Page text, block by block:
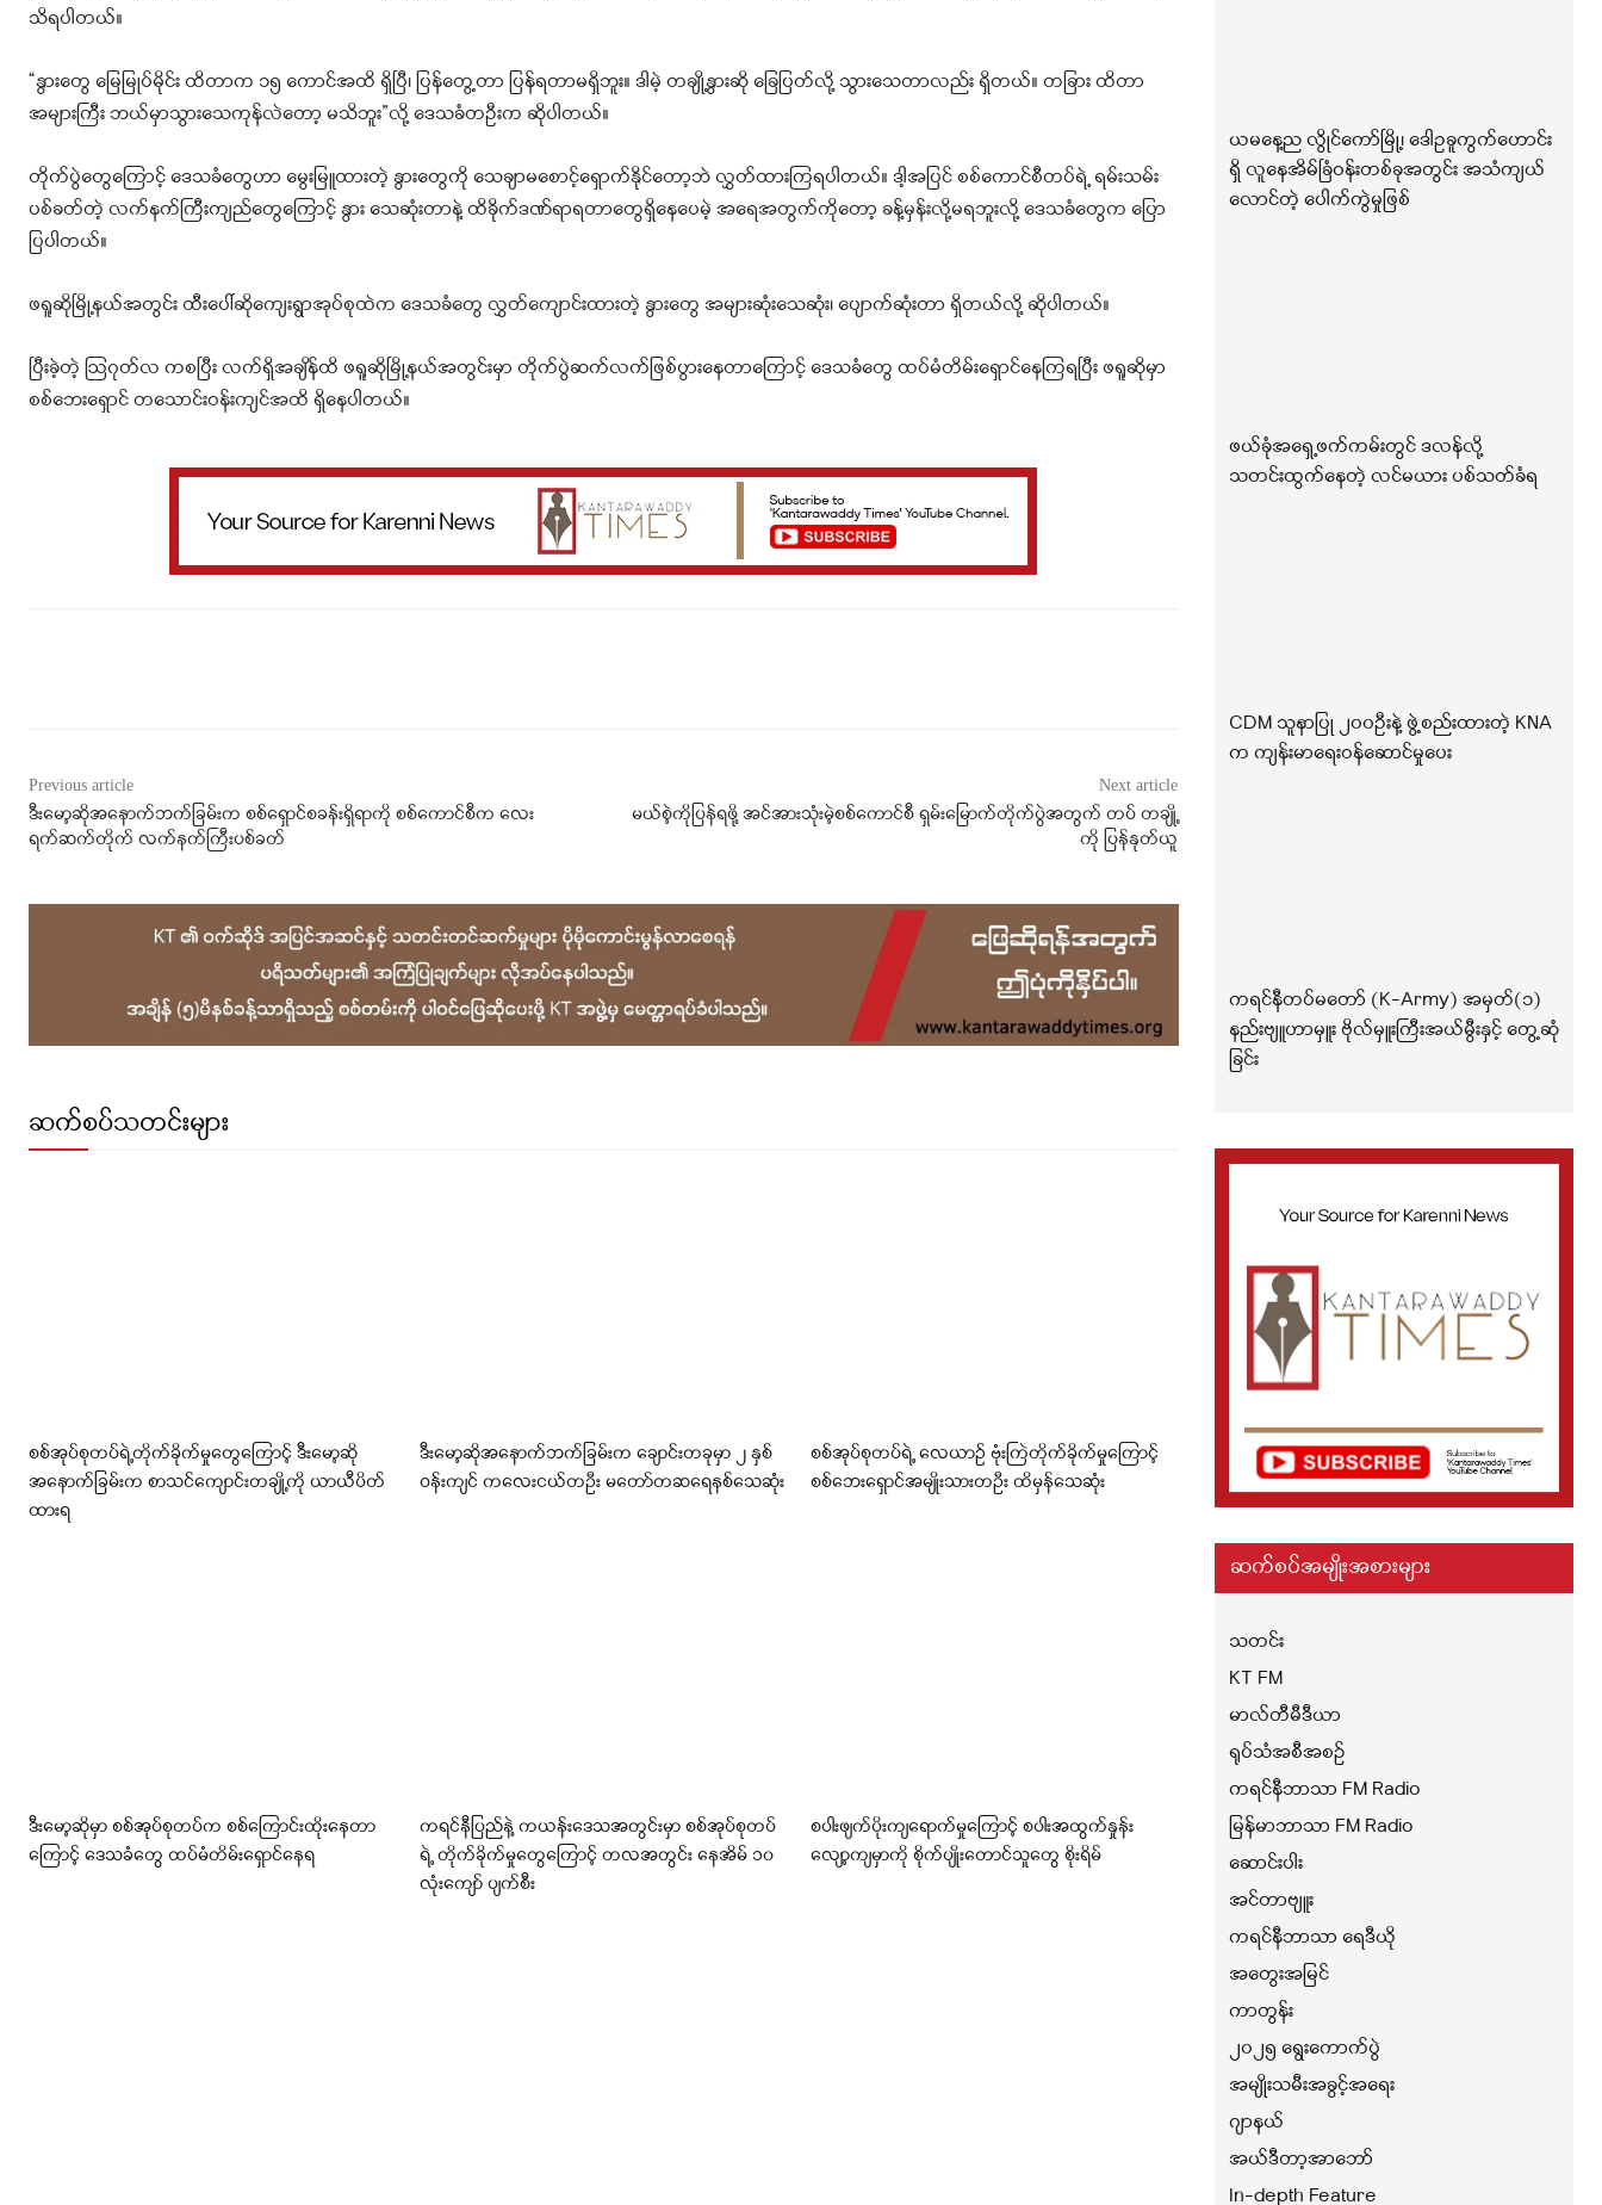
သိရပါတယ်။
“နွားတွေ မြေမြုပ်မိုင်း ထိတာက ၁၅ ကောင်အထိ ရှိပြီ၊ ပြန်တွေ့တာ ပြန်ရတာမရှိဘူး။ ဒါမဲ့ တချို့နွားဆို ခြေပြတ်လို့ သွားသေတာလည်း ရှိတယ်။ တခြား ထိတာ
အများကြီး ဘယ်မှာသွားသေကုန်လဲတော့ မသိဘူး”လို့ ဒေသခံတဦးက ဆိုပါတယ်။
တိုက်ပွဲတွေကြောင့် ဒေသခံတွေဟာ မွေးမြူထားတဲ့ နွားတွေကို သေချာမစောင့်ရှောက်နိုင်တော့ဘဲ လွှတ်ထားကြရပါတယ်။ ဒါ့အပြင် စစ်ကောင်စီတပ်ရဲ့ ရမ်းသမ်း
ပစ်ခတ်တဲ့ လက်နက်ကြီးကျည်တွေကြောင့် နွား သေဆုံးတာနဲ့ ထိခိုက်ဒဏ်ရာရတာတွေရှိနေပေမဲ့ အရေအတွက်ကိုတော့ ခန့်မှန်းလို့မရဘူးလို့ ဒေသခံတွေက ပြော
ပြပါတယ်။
ဖရူဆိုမြို့နယ်အတွင်း ထီးပေါ်ဆိုကျေးရွာအုပ်စုထဲက ဒေသခံတွေ လွှတ်ကျောင်းထားတဲ့ နွားတွေ အများဆုံးသေဆုံး၊ ပျောက်ဆုံးတာ ရှိတယ်လို့ ဆိုပါတယ်။
ပြီးခဲ့တဲ့ ဩဂုတ်လ ကစပြီး လက်ရှိအချိန်ထိ ဖရူဆိုမြို့နယ်အတွင်းမှာ တိုက်ပွဲဆက်လက်ဖြစ်ပွားနေတာကြောင့် ဒေသခံတွေ ထပ်မံတိမ်းရှောင်နေကြရပြီး ဖရူဆိုမှာ
စစ်ဘေးရှောင် တသောင်းဝန်းကျင်အထိ ရှိနေပါတယ်။
Previous article
ဒီးမော့ဆိုအနောက်ဘက်ခြမ်းက စစ်ရှောင်စခန်းရှိရာကို စစ်ကောင်စီက လေး
ရက်ဆက်တိုက် လက်နက်ကြီးပစ်ခတ်
Next article
မယ်စဲ့ကိုပြန်ရဖို့ အင်အားသုံးမဲ့စစ်ကောင်စီ ရှမ်းမြောက်တိုက်ပွဲအတွက် တပ် တချို့
ကို ပြန်နုတ်ယူ
ဆက်စပ်သတင်းများ
စစ်အုပ်စုတပ်ရဲ့တိုက်ခိုက်မှုတွေကြောင့် ဒီးမော့ဆို
အနောက်ခြမ်းက စာသင်ကျောင်းတချို့ကို ယာယီပိတ်
ထားရ
ဒီးမော့ဆိုအနောက်ဘက်ခြမ်းက ချောင်းတခုမှာ ၂ နှစ်
ဝန်းကျင် ကလေးငယ်တဦး မတော်တဆရေနစ်သေဆုံး
စစ်အုပ်စုတပ်ရဲ့ လေယာဉ် ဗုံးကြဲတိုက်ခိုက်မှုကြောင့်
စစ်ဘေးရှောင်အမျိုးသားတဦး ထိမှန်သေဆုံး
ဒီးမော့ဆိုမှာ စစ်အုပ်စုတပ်က စစ်ကြောင်းထိုးနေတာ
ကြောင့် ဒေသခံတွေ ထပ်မံတိမ်းရှောင်နေရ
ကရင်နီပြည်နဲ့ ကယန်းဒေသအတွင်းမှာ စစ်အုပ်စုတပ်
ရဲ့ တိုက်ခိုက်မှုတွေကြောင့် တလအတွင်း နေအိမ် ၁၀
လုံးကျော် ပျက်စီး
စပါးဖျက်ပိုးကျရောက်မှုကြောင့် စပါးအထွက်နှုန်း
လျော့ကျမှာကို စိုက်ပျိုးတောင်သူတွေ စိုးရိမ်
ယမနေ့ည လွိုင်ကော်မြို့၊ ဒေါဥခူကွက်ဟောင်း
ရှိ လူနေအိမ်ခြံဝန်းတစ်ခုအတွင်း အသံကျယ်
လောင်တဲ့ ပေါက်ကွဲမှုဖြစ်
ဖယ်ခုံအရှေ့ဖက်ကမ်းတွင် ဒလန်လို့
သတင်းထွက်နေတဲ့ လင်မယား ပစ်သတ်ခံရ
CDM သူနာပြု ၂၀၀ဦးနဲ့ ဖွဲ့စည်းထားတဲ့ KNA
က ကျန်းမာရေးဝန်ဆောင်မှုပေး
ကရင်နီတပ်မတော် (K-Army) အမှတ်(၁)
နည်းဗျူဟာမှူး ဗိုလ်မှူးကြီးအယ်မွီးနှင့် တွေ့ဆုံ
ခြင်း
ဆက်စပ်အမျိုးအစားများ
သတင်း
KT FM
မာလ်တီမီဒီယာ
ရုပ်သံအစီအစဉ်
ကရင်နီဘာသာ FM Radio
မြန်မာဘာသာ FM Radio
ဆောင်းပါး
အင်တာဗျူး
ကရင်နီဘာသာ ရေဒီယို
အတွေးအမြင်
ကာတွန်း
၂၀၂၅ ရွေးကောက်ပွဲ
အမျိုးသမီးအခွင့်အရေး
ဂျာနယ်
အယ်ဒီတာ့အာဘော်
In-depth Feature